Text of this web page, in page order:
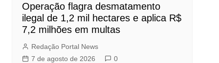
Operação flagra desmatamento
ilegal de 1,2 mil hectares e aplica R$
7,2 milhões em multas
Redação Portal News
7 de agosto de 2026
0